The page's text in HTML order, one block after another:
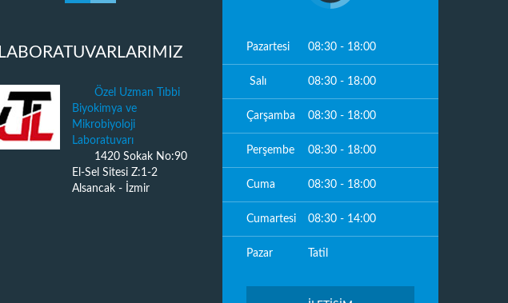
LABORATUVARLARIMIZ
Özel Uzman Tıbbi
Biyokimya ve
Mikrobiyoloji
Laboratuvarı
1420 Sokak No:90
El-Sel Sitesi Z:1-2
Alsancak - İzmir
Pazartesi 08:30 - 18:00
Salı 08:30 - 18:00
Çarşamba 08:30 - 18:00
Perşembe 08:30 - 18:00
Cuma 08:30 - 18:00
Cumartesi 08:30 - 14:00
Pazar Tatil